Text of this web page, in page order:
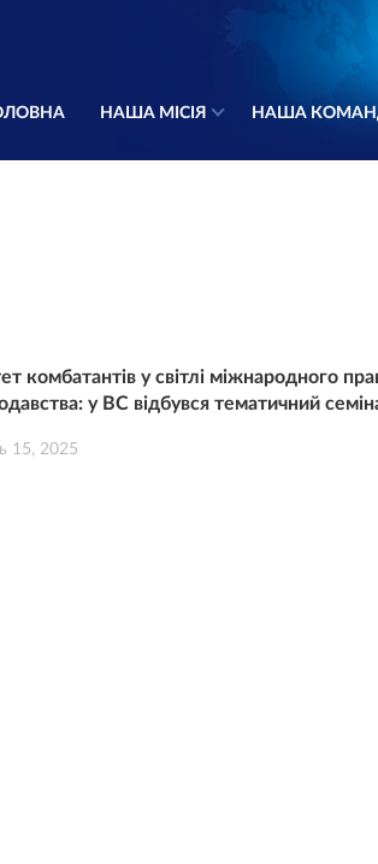
НАША МІСІЯ НАША
комбатантів у світлі міжнародного
у ВС відбувся тематичний
15, 2025